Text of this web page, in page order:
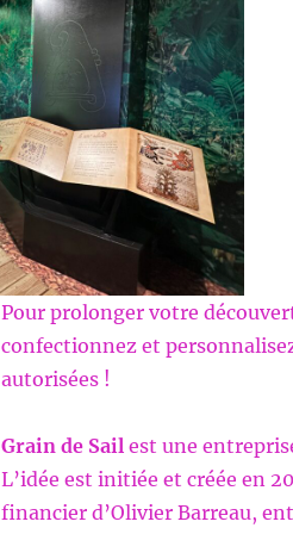
Pour prolonger votre
confectionnez et
autorisées !
Grain de Sail est une
L’idée est initiée et créée en
financier d’Olivier Barreau,